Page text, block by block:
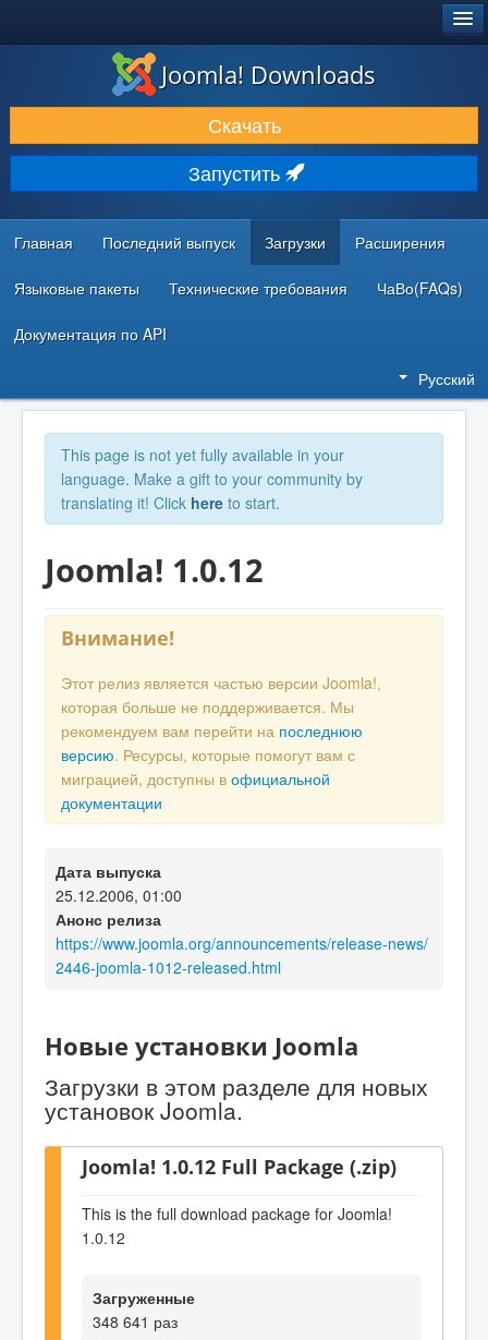
ЗАГРУЗКИ И РАСШИРЕНИЯ
ДОКУМЕНТАЦИЯ И ОБУЧЕНИЕ
СООБЩЕСТВО И ПОДДЕРЖКА
РЕСУРСЫ ДЛЯ РАЗРАБОТЧИКОВ
Joomla! Downloads
Скачать
Запустить
Главная Последний выпуск Загрузки Расширения
Языковые пакеты Технические требования ЧаВо(FAQs)
Документация по API
Русский
This page is not yet fully available in your
language. Make a gift to your community by
translating it! Click here to start.
Joomla! 1.0.12
Внимание!
Этот релиз является частью версии Joomla!,
которая больше не поддерживается. Мы
рекомендуем вам перейти на последнюю
версию. Ресурсы, которые помогут вам с
миграцией, доступны в официальной
документации
Дата выпуска
25.12.2006, 01:00
Анонс релиза
https://www.joomla.org/announcements/release-news/
2446-joomla-1012-released.html
Новые установки Joomla
Загрузки в этом разделе для новых
установок Joomla.
Joomla! 1.0.12 Full Package (.zip)
This is the full download package for Joomla!
1.0.12
Загруженные
348 641 раз